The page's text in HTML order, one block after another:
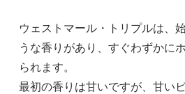
ウェストマール・トリプルは、
うな香りがあり、すぐわずかに
られます。
最初の香りは甘いですが、甘い